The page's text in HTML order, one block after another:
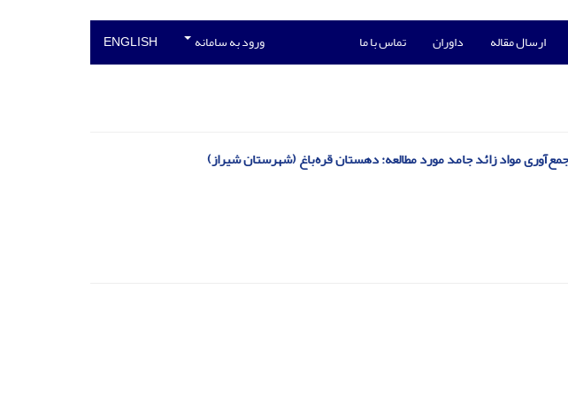
ارسال مقاله داوران تماس با ما ورود به سامانه ENGLISH
مواد زائد جامد مورد مطالعه: دهستان قره‌باغ (شهرستان شیراز)